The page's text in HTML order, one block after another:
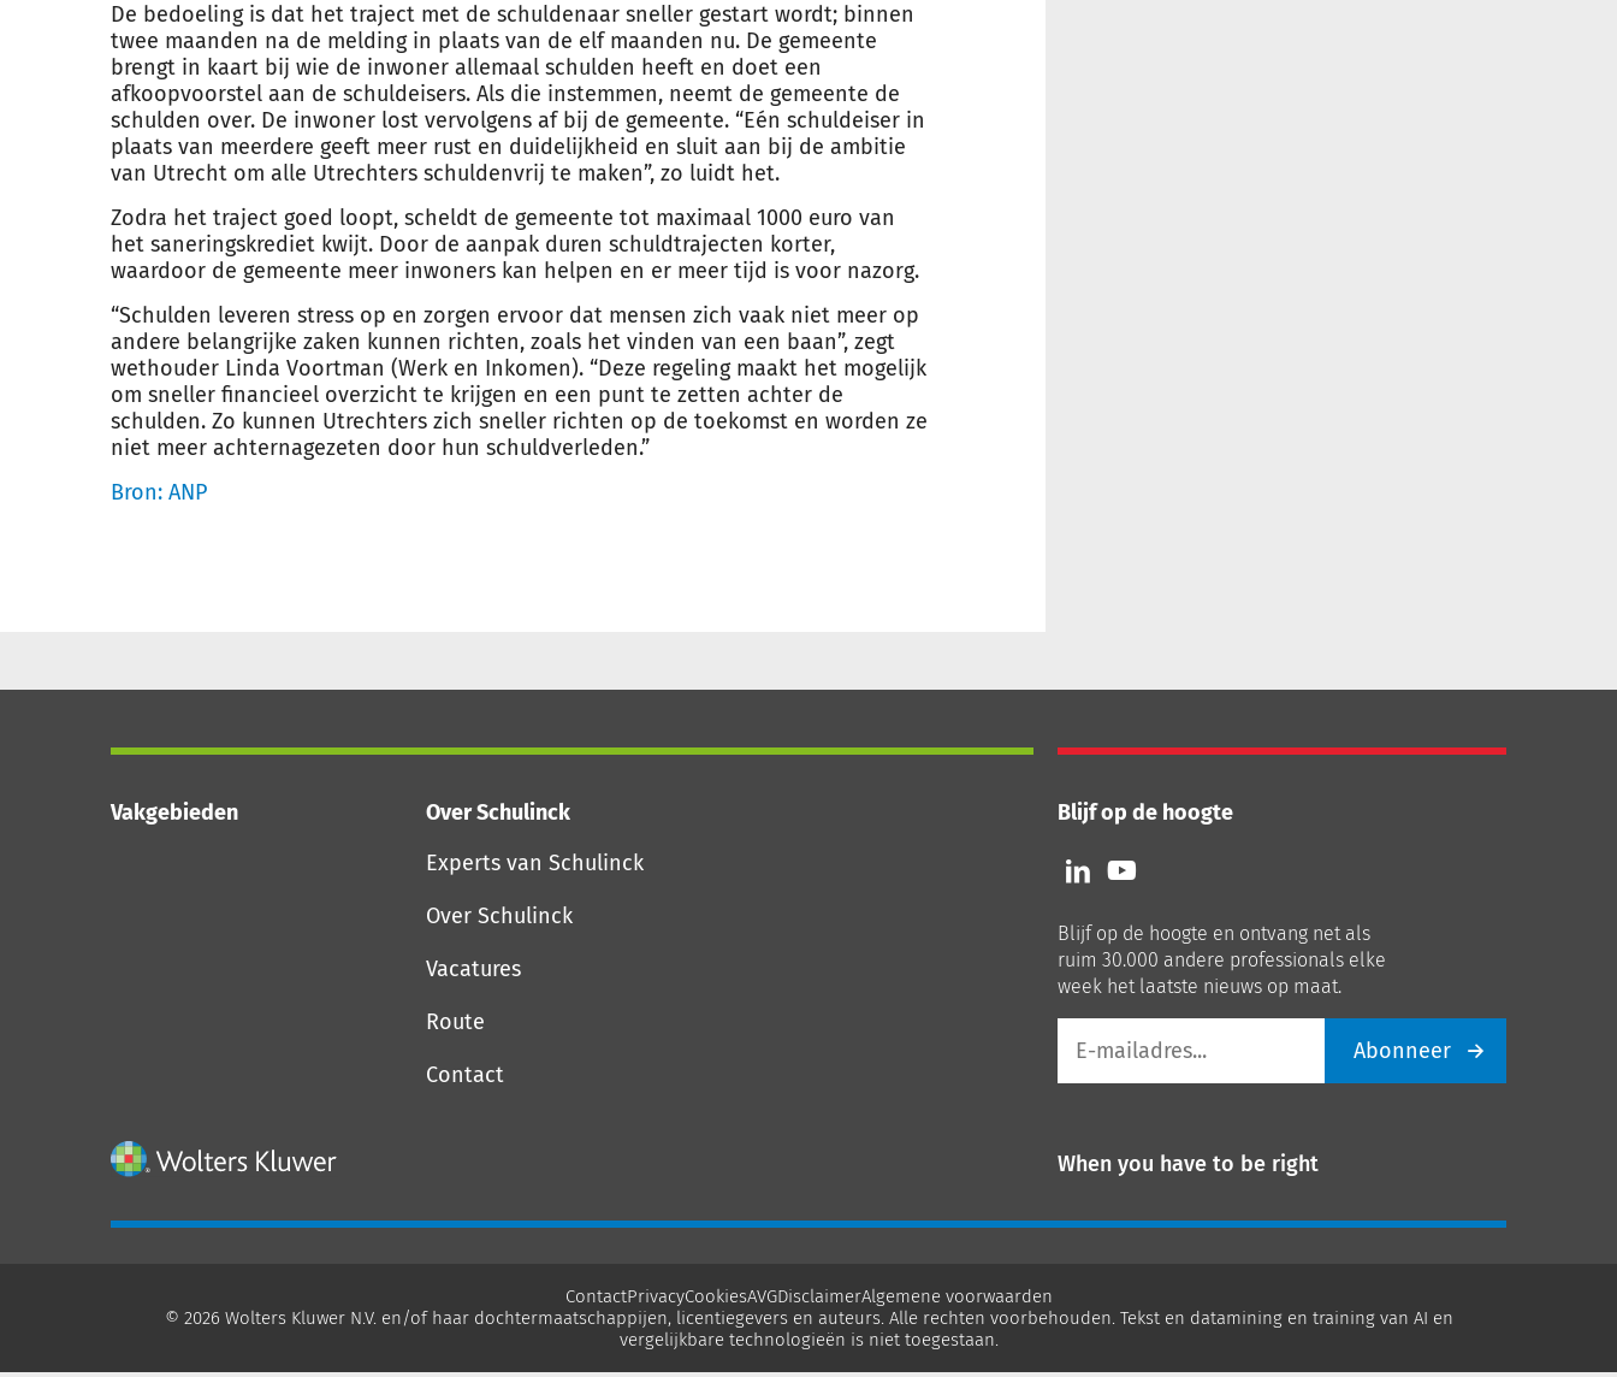
De bedoeling is dat het traject met de schuldenaar sneller gestart wordt; binnen
twee maanden na de melding in plaats van de elf maanden nu. De gemeente
brengt in kaart bij wie de inwoner allemaal schulden heeft en doet een
afkoopvoorstel aan de schuldeisers. Als die instemmen, neemt de gemeente de
schulden over. De inwoner lost vervolgens af bij de gemeente. “Eén schuldeiser in
plaats van meerdere geeft meer rust en duidelijkheid en sluit aan bij de ambitie
van Utrecht om alle Utrechters schuldenvrij te maken”, zo luidt het.
Zodra het traject goed loopt, scheldt de gemeente tot maximaal 1000 euro van
het saneringskrediet kwijt. Door de aanpak duren schuldtrajecten korter,
waardoor de gemeente meer inwoners kan helpen en er meer tijd is voor nazorg.
“Schulden leveren stress op en zorgen ervoor dat mensen zich vaak niet meer op
andere belangrijke zaken kunnen richten, zoals het vinden van een baan”, zegt
wethouder Linda Voortman (Werk en Inkomen). “Deze regeling maakt het mogelijk
om sneller financieel overzicht te krijgen en een punt te zetten achter de
schulden. Zo kunnen Utrechters zich sneller richten op de toekomst en worden ze
niet meer achternagezeten door hun schuldverleden.”
Bron: ANP
Vakgebieden
Over Schulinck
Experts van Schulinck
Over Schulinck
Vacatures
Route
Contact
Blijf op de hoogte
Volg
ons
LinkedIn
Volg
ons
Youtube
Blijf op de hoogte en ontvang net als
ruim 30.000 andere professionals elke
week het laatste nieuws op maat.
mailadres
Abonneer
When you have to be right
ContactPrivacyCookiesAVGDisclaimerAlgemene voorwaarden
© 2026 Wolters Kluwer N.V. en/of haar dochtermaatschappijen, licentiegevers en auteurs. Alle rechten voorbehouden. Tekst en datamining en training van AI en
vergelijkbare technologieën is niet toegestaan.